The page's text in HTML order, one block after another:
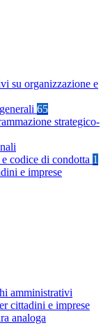
su organizzazione e
65
strategico-
codice di condotta 1
e imprese
amministrativi
cittadini e imprese
analoga